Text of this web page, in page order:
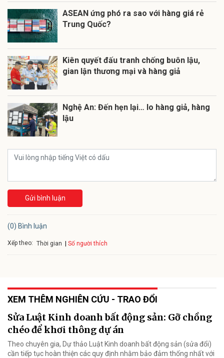
ASEAN ứng phó ra sao với hàng giá rẻ
Trung Quốc?
Kiên quyết đấu tranh chống buôn lậu,
gian lận thương mại và hàng giả
Nghệ An: Đến hẹn lại… lo hàng giả, hàng
lậu
Gửi bình luận
(0) Bình luận
Xếp theo: Thời gian Số người thích
XEM THÊM NGHIÊN CỨU - TRAO ĐỔI
Sửa Luật Kinh doanh bất động sản: Gỡ chồng
chéo để khơi thông dự án
Theo chuyên gia, Dự thảo Luật Kinh doanh bất động sản (sửa đổi)
cần tiếp tục hoàn thiện các quy định nhằm bảo đảm thống nhất với